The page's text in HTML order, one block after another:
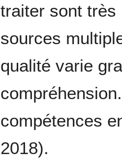
traiter sont très
sources
qualité varie
compétences
2018).